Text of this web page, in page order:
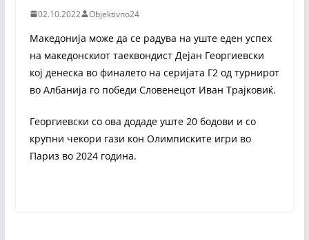
02.10.2022 Objektivno24
Македонија може да се радува на уште еден успех
на македонскиот таеквондист Дејан Георгиевски
кој денеска во финалето на серијата Г2 од турнирот
во Албанија го победи Словенецот Иван Трајковиќ.
Георгиевски со ова додаде уште 20 бодови и со
крупни чекори гази кон Олимписките игри во
Париз во 2024 година.